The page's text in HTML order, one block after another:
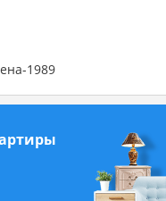
1989